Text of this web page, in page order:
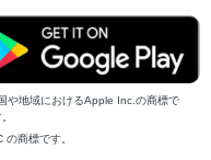
や地域におけるApple Inc.の商標で
商標です。